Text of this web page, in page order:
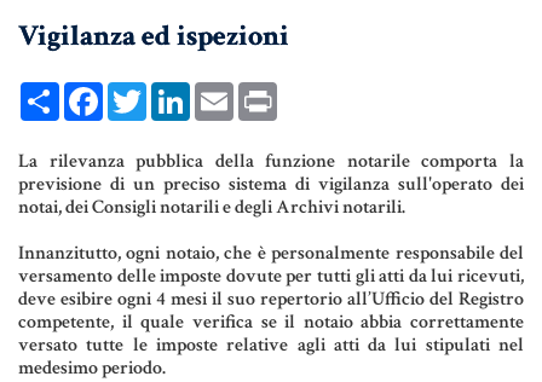
UNIONI CIVILI & CONVIVENZE
EREDITÀ & TESTAMENTO
TESTAMENTO DI VITA
Donazioni, Trust, Tutela del
Patrimonio
DONAZIONI
Vigilanza ed ispezioni
ShareFacebookTwitterLinkedInEmail
La rilevanza pubblica della funzione notarile comporta la
previsione di un preciso sistema di vigilanza sull'operato dei
notai, dei Consigli notarili e degli Archivi notarili.
Innanzitutto, ogni notaio, che è personalmente responsabile del
versamento delle imposte dovute per tutti gli atti da lui ricevuti,
deve esibire ogni 4 mesi il suo repertorio all’Ufficio del Registro
competente, il quale verifica se il notaio abbia correttamente
versato tutte le imposte relative agli atti da lui stipulati nel
medesimo periodo.